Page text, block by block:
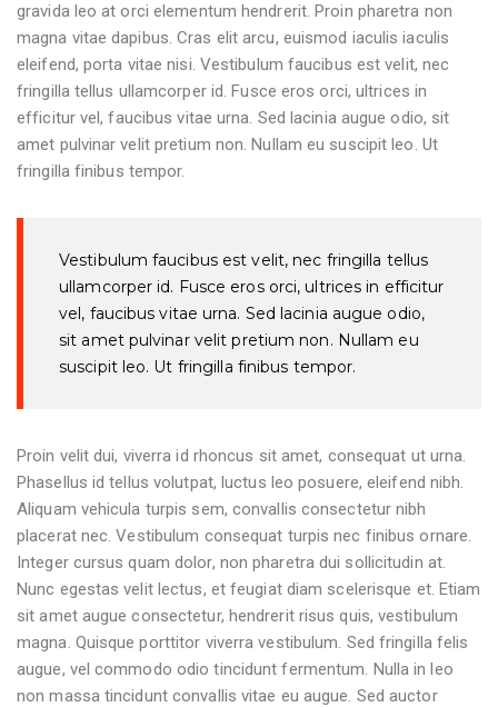
gravida leo at orci elementum hendrerit. Proin pharetra non
magna vitae dapibus. Cras elit arcu, euismod iaculis iaculis
eleifend, porta vitae nisi. Vestibulum faucibus est velit, nec
fringilla tellus ullamcorper id. Fusce eros orci, ultrices in
efficitur vel, faucibus vitae urna. Sed lacinia augue odio, sit
amet pulvinar velit pretium non. Nullam eu suscipit leo. Ut
fringilla finibus tempor.
Vestibulum faucibus est velit, nec fringilla tellus
ullamcorper id. Fusce eros orci, ultrices in efficitur
vel, faucibus vitae urna. Sed lacinia augue odio,
sit amet pulvinar velit pretium non. Nullam eu
suscipit leo. Ut fringilla finibus tempor.
Proin velit dui, viverra id rhoncus sit amet, consequat ut urna.
Phasellus id tellus volutpat, luctus leo posuere, eleifend nibh.
Aliquam vehicula turpis sem, convallis consectetur nibh
placerat nec. Vestibulum consequat turpis nec finibus ornare.
Integer cursus quam dolor, non pharetra dui sollicitudin at.
Nunc egestas velit lectus, et feugiat diam scelerisque et. Etiam
sit amet augue consectetur, hendrerit risus quis, vestibulum
magna. Quisque porttitor viverra vestibulum. Sed fringilla felis
augue, vel commodo odio tincidunt fermentum. Nulla in leo
non massa tincidunt convallis vitae eu augue. Sed auctor